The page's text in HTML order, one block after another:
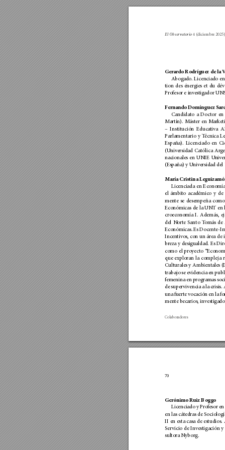
El Observatorio 4 (diciembre
Colaboradores
Gerardo Rodríguez de la
Abogado. Licenciado
tion des énergies et du
Profesor e investigador
Fernando Domínguez
Candidato a Doctor en
Martín). Máster en Mar
– Institución Educativa
Parlamentario y Técnica
España). Licenciado en
(Universidad Católica Arg
nacionales en UNIE U
(España) y Universidad del
María Cristina
Licenciada en
el ámbito académico y de
mente se desempeña
Económicas de la UNT en
croeconomía I. Además,
del Norte Santo Tomás de
Económicas. Es Docente-In
Incentivos, con un área de
breza y desigualdad. Es
como el proyecto “Econo
que exploran la compleja r
Culturales y Ambientales
trabajo se evidencia en
femenina en programas
de supervivencia a la crisis.
una fuerte vocación en la
mente becarios, inves
70
Gerónimo Ruiz B oggo
Licenciado y Profesor
en las cátedras de
II en esta casa de estudios.
Servicio de Investigación y
sultora Nyborg.